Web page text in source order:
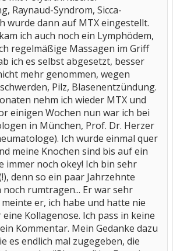
Raynaud-Syndrom, Sicca-
wurde dann auf MTX eingestellt.
ich auch noch ein Lymphödem,
regelmäßige Massagen im Griff
ich es selbst abgesetzt, besser
mehr genommen, wegen
Pilz, Blasenentzündung.
nehm ich wieder MTX und
einigen Wochen nun war ich bei
in München, Prof. Dr. Herzer
Ich wurde einmal quer
meine Knochen sind bis auf ein
immer noch okey! Ich bin sehr
denn so ein paar Jahrzehnte
noch rumtragen... Er war sehr
er, ich habe und hatte nie
Kollagenose. Ich pass in keine
Kommentar. Mein Gedanke dazu
es endlich mal zugegeben, die